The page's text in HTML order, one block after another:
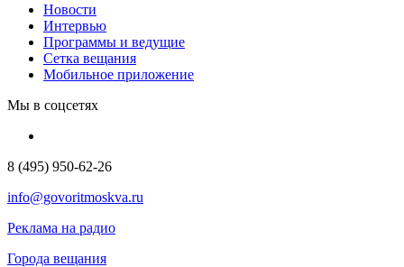
Новости
Интервью
Программы и ведущие
Сетка вещания
Мобильное приложение
Мы в соцсетях
8 (495) 950-62-26
info@govoritmoskva.ru
Реклама на радио
Города вещания